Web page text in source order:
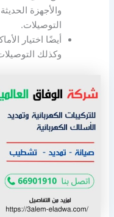
والأجهزة
التوصيلات.
أيضًا اختيار
وكذلك